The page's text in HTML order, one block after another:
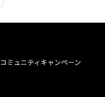
コミュニティ キャンペーン